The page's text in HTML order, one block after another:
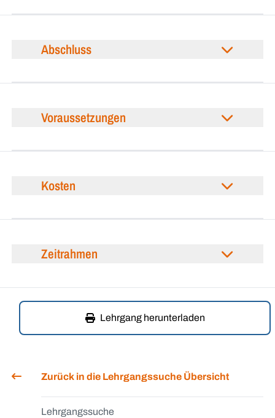
Abschluss
Voraussetzungen
Kosten
Zeitrahmen
Lehrgang herunterladen
Zurück in die Lehrgangssuche Übersicht
Lehrgangssuche